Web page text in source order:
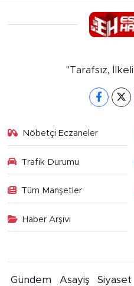
"Tarafsız,
Nöbetçi Eczaneler
Trafik Durumu
Tüm Manşetler
Haber Arşivi
Gündem Asayiş Siyaset